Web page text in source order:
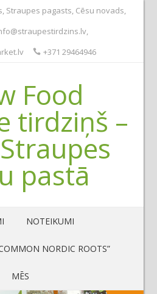
Straupes pagasts, Cēsu novads,
,
+371 29464946
Food
tirdziņš –
pastā
NOTEIKUMI
NORDIC ROOTS”
MĒS